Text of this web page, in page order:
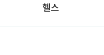
헬스